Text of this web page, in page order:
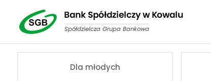
Dla młodych